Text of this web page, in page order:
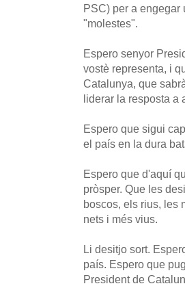
PSC) per a
"molestes".
Espero senyor
vostè representa, i
Catalunya, que
liderar la resposta a
Espero que sigui
el país en la dura
Espero que d'aquí
pròsper. Que les
boscos, els rius, les
nets i més vius.
Li desitjo sort.
país. Espero que
President de